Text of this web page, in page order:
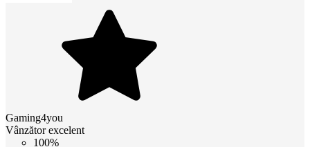
Gaming4you
Vânzător excelent
100%